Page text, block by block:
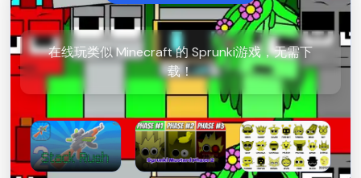
在线玩类似 Minecraft 的 Sprunki游戏，无需下
载！